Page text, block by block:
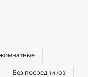
Без посредников